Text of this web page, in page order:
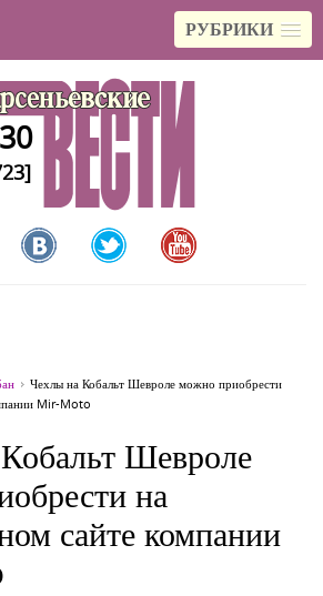
РУБРИКИ
30
Чехлы на Кобальт Шевроле можно приобрести
Mir-Moto
Шевроле
на
сайте компании